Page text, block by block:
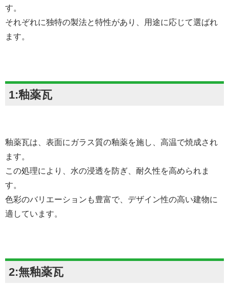
す。
それぞれに独特の製法と特性があり、用途に応じて選ばれ
ます。
1:釉薬瓦
釉薬瓦は、表面にガラス質の釉薬を施し、高温で焼成され
ます。
この処理により、水の浸透を防ぎ、耐久性を高められま
す。
色彩のバリエーションも豊富で、デザイン性の高い建物に
適しています。
2:無釉薬瓦